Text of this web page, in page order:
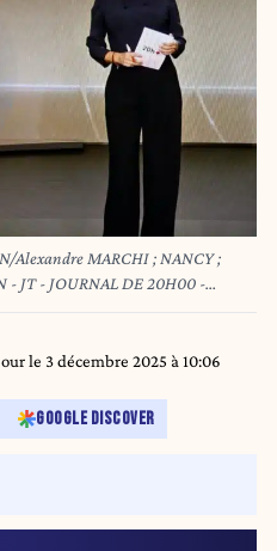
Alexandre MARCHI ; NANCY ;
- JT - JOURNAL DE 20H00 -
Nancy 1er septembre
son premier journal télévisé de
le siège de France Télévisions.
le 3 décembre 2025 à 10:06
GOOGLE DISCOVER